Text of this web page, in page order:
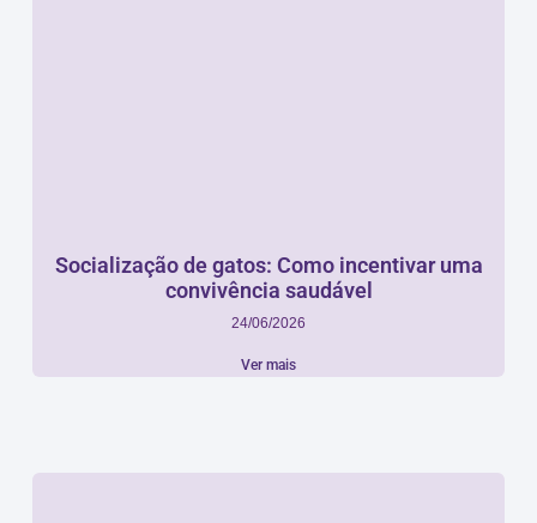
Socialização de gatos: Como incentivar uma
convivência saudável
24/06/2026
Ver mais